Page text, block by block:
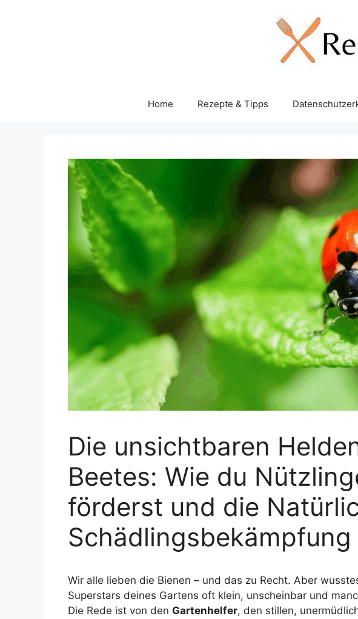
Home Rezepte & Tipps
Die unsichtbaren
Beetes: Wie du
förderst und die
Wir alle lieben die Bienen – und das zu Recht. Aber
Superstars deines Gartens oft klein, unscheinbar und
Die Rede ist von den Gartenhelfer, den stillen,